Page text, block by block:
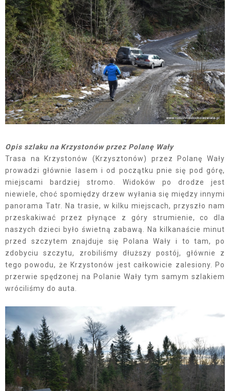
Opis szlaku na Krzystonów przez Polanę Wały
Trasa na Krzystonów (Krzysztonów) przez Polanę Wały
prowadzi głównie lasem i od początku pnie się pod górę,
miejscami bardziej stromo. Widoków po drodze jest
niewiele, choć spomiędzy drzew wyłania się między innymi
panorama Tatr. Na trasie, w kilku miejscach, przyszło nam
przeskakiwać przez płynące z góry strumienie, co dla
naszych dzieci było świetną zabawą. Na kilkanaście minut
przed szczytem znajduje się Polana Wały i to tam, po
zdobyciu szczytu, zrobiliśmy dłuższy postój, głównie z
tego powodu, że Krzystonów jest całkowicie zalesiony. Po
przerwie spędzonej na Polanie Wały tym samym szlakiem
wróciliśmy do auta.